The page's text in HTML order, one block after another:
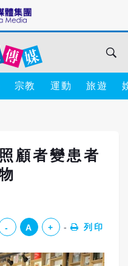
宗教 運動 旅遊
顧者變患者
- A + 列印